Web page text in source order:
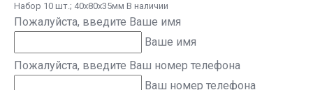
Набор 10 шт.; 40х80х35мм В наличии
Пожалуйста, введите Ваше имя
Ваше имя
Пожалуйста, введите Ваш номер телефона
Ваш номер телефона